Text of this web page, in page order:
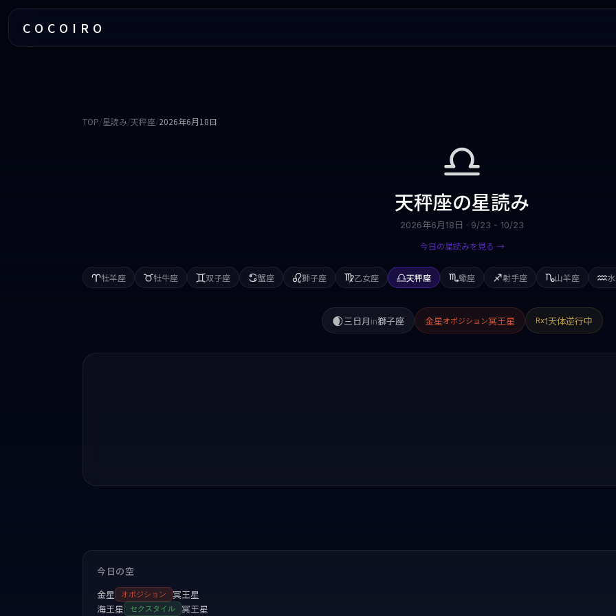
COCOIRO
TOP/星読み/天秤座/2026年6月18日
天秤座の星読み
2026年6月18日 · 9/23 - 10/23
今日の星読みを見る →
牡羊座 牡牛座 双子座 蟹座 獅子座 乙女座 天秤座 蠍座 射手座 山羊座
🌒三日月in獅子座 金星オポジション冥王星 Rx1天体逆行中
今日の空
金星
オポジション
冥王星
海王星
セクスタイル 冥王星